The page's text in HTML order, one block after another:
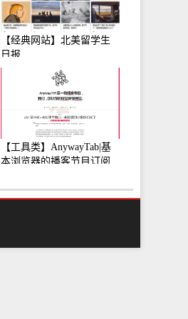
【经典网站】北美留学生
日报
【工具类】AnywayTab|基
本浏览器的播客节目订阅